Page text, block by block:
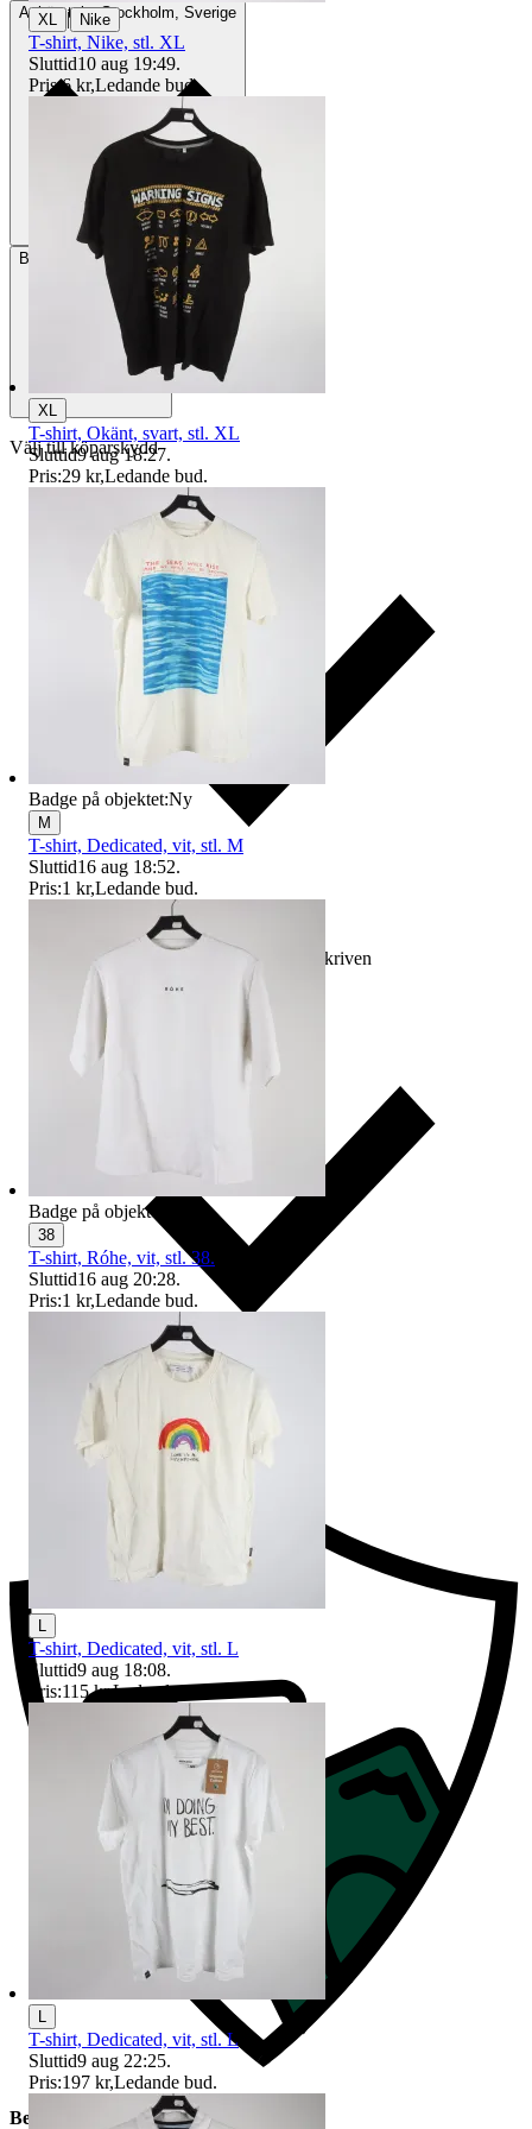
AvhämtningStockholm, Sverige
Betalning Via Tradera
Välj till köparskydd
Ersättning om varan inte är som beskriven
Ersättning om du inte får din vara
Beskrivning
XL | Nike
T-shirt, Nike, stl. XL
Sluttid10 aug 19:49.
Pris:6 kr,Ledande bud.
XL
T-shirt, Okänt, svart, stl. XL
Sluttid9 aug 18:27.
Pris:29 kr,Ledande bud.
Badge på objektet:Ny
M
T-shirt, Dedicated, vit, stl. M
Sluttid16 aug 18:52.
Pris:1 kr,Ledande bud.
Badge på objektet:
38
T-shirt, Róhe, vit, stl. 38.
Sluttid16 aug 20:28.
Pris:1 kr,Ledande bud.
T-shirt, Dedicated, vit, stl. L
Sluttid9 aug 18:08.
Pris:115 kr,Ledande bud
T-shirt, Dedicated, vit, stl. L
Sluttid9 aug 22:25.
Pris:197 kr,Ledande bud.